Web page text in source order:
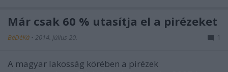
Már csak 60 % utasítja el a pirézeket
BéDéKá • 2014. július 20. 1
A magyar lakosság körében a pirézek